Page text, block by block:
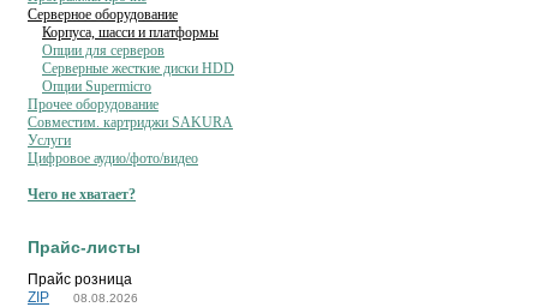
Серверное оборудование
Корпуса, шасси и платформы
Опции для серверов
Серверные жесткие диски HDD
Опции Supermicro
Прочее оборудование
Совместим. картриджи SAKURA
Услуги
Цифровое аудио/фото/видео
Чего не хватает?
Прайс-листы
Прайс розница
ZIP
08.08.2026